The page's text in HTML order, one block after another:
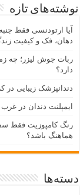
نوشته‌های تازه
آیا ارتودنسی فقط
دهان، فک و کیفیت
ربات جوش لیزر؛ چه
دارد؟
دندانپزشک زیبایی در
ایمپلنت دندان در
رنگ کامپوزیت فقط
هماهنگ باشد؟
دسته‌ها